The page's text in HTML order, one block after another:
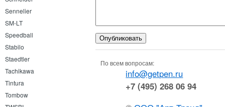
Sennelier
SM-LT
Speedball
Stabilo
Staedtler
Tachikawa
Tintura
Tombow
По всем вопросам:
info@getpen.ru
+7 (495) 268 06 94